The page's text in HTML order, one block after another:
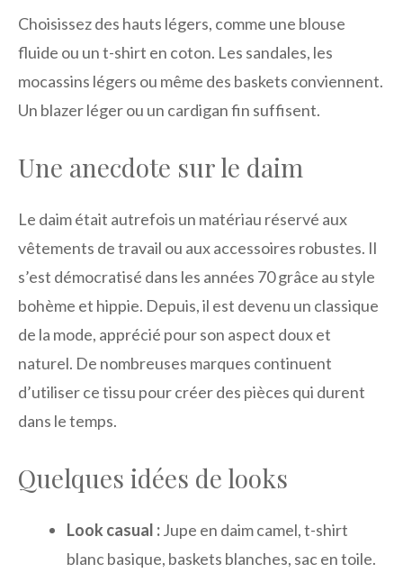
Choisissez des hauts légers, comme une blouse
fluide ou un t-shirt en coton. Les sandales, les
mocassins légers ou même des baskets conviennent.
Un blazer léger ou un cardigan fin suffisent.
Une anecdote sur le daim
Le daim était autrefois un matériau réservé aux
vêtements de travail ou aux accessoires robustes. Il
s’est démocratisé dans les années 70 grâce au style
bohème et hippie. Depuis, il est devenu un classique
de la mode, apprécié pour son aspect doux et
naturel. De nombreuses marques continuent
d’utiliser ce tissu pour créer des pièces qui durent
dans le temps.
Quelques idées de looks
Look casual :Jupe en daim camel, t-shirt
blanc basique, baskets blanches, sac en toile.